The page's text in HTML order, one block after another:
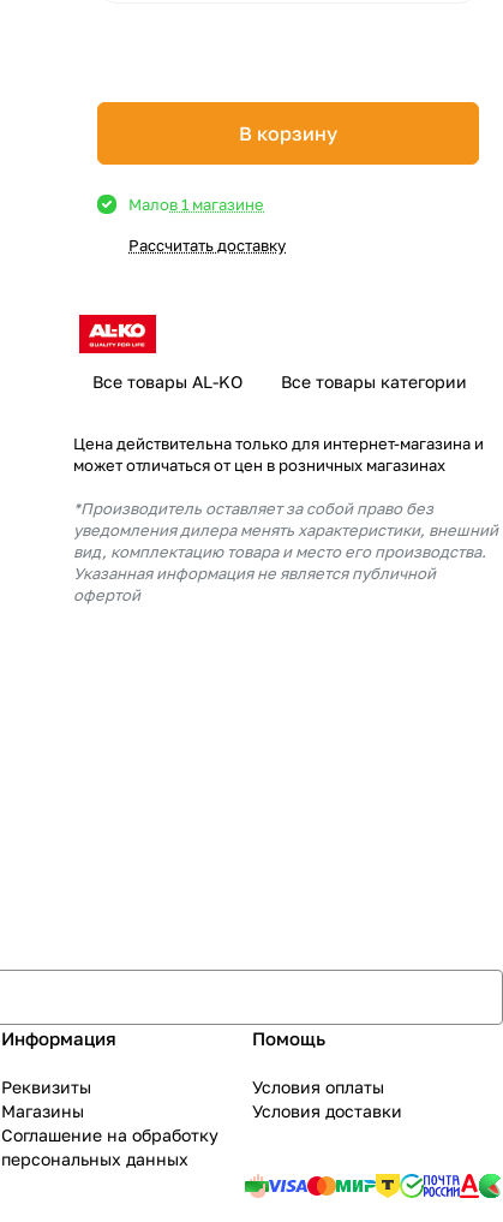
В корзину
Малов 1 магазине
Рассчитать доставку
Все товары AL-KO Все товары категории
Цена действительна только для интернет-магазина и
может отличаться от цен в розничных магазинах
*Производитель оставляет за собой право без
уведомления дилера менять характеристики, внешний
вид, комплектацию товара и место его производства.
Указанная информация не является публичной
офертой
Информация
Реквизиты
Магазины
Соглашение на обработку
персональных данных
Помощь
Условия оплаты
Условия доставки